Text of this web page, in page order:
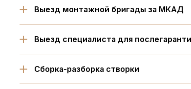
Выезд монтажной бригады за МКАД
Выезд специалиста для
Сборка-разборка створки